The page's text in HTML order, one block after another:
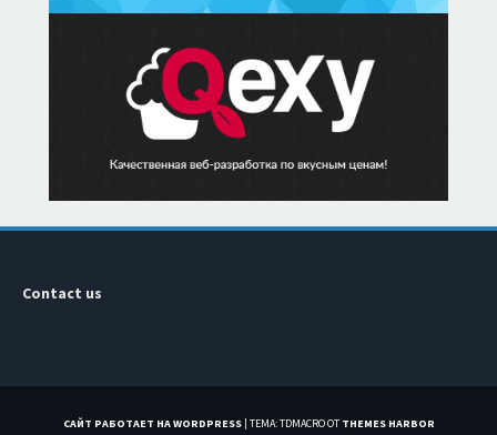
Contact us
САЙТ РАБОТАЕТ НА WORDPRESS | ТЕМА: TDMACRO ОТ THEMES HARBOR